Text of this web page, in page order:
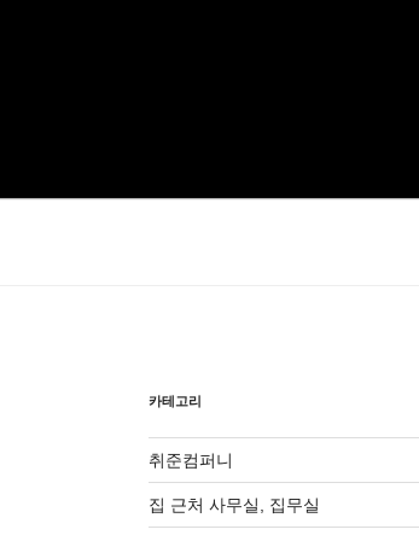
카테고리
취준컴퍼니
집 근처 사무실, 집무실